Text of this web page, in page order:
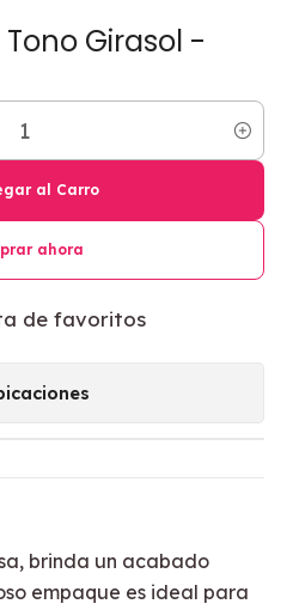
Girasol -
al Carro
ahora
de favoritos
brinda un acabado
empaque es ideal para